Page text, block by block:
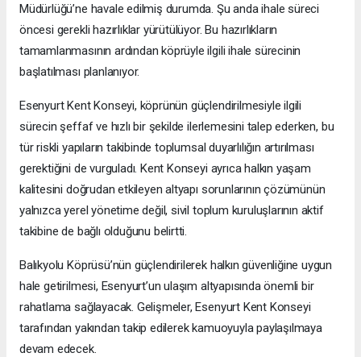
Müdürlüğü’ne havale edilmiş durumda. Şu anda ihale süreci
öncesi gerekli hazırlıklar yürütülüyor. Bu hazırlıkların
tamamlanmasının ardından köprüyle ilgili ihale sürecinin
başlatılması planlanıyor.
Esenyurt Kent Konseyi, köprünün güçlendirilmesiyle ilgili
sürecin şeffaf ve hızlı bir şekilde ilerlemesini talep ederken, bu
tür riskli yapıların takibinde toplumsal duyarlılığın artırılması
gerektiğini de vurguladı. Kent Konseyi ayrıca halkın yaşam
kalitesini doğrudan etkileyen altyapı sorunlarının çözümünün
yalnızca yerel yönetime değil, sivil toplum kuruluşlarının aktif
takibine de bağlı olduğunu belirtti.
Balıkyolu Köprüsü’nün güçlendirilerek halkın güvenliğine uygun
hale getirilmesi, Esenyurt’un ulaşım altyapısında önemli bir
rahatlama sağlayacak. Gelişmeler, Esenyurt Kent Konseyi
tarafından yakından takip edilerek kamuoyuyla paylaşılmaya
devam edecek.